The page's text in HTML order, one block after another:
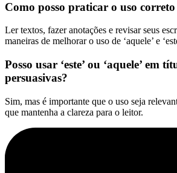
Como posso praticar o uso
Ler textos, fazer anotações e revisar seus
maneiras de melhorar o uso de ‘aquele’ e
Posso usar ‘este’ ou ‘aquele’ em
persuasivas?
Sim, mas é importante que o uso seja
que mantenha a clareza para o leitor.